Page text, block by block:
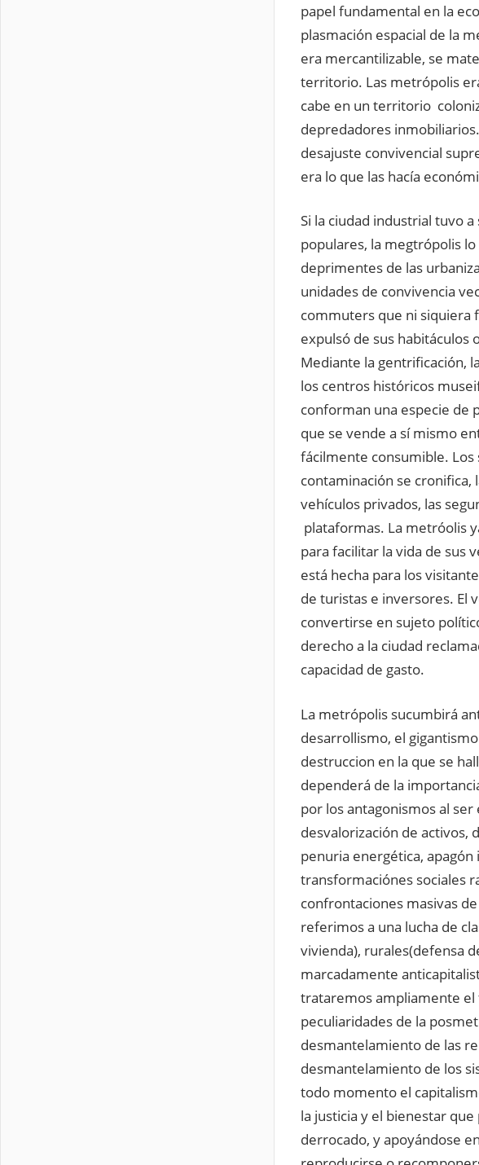
papel fundamental en la
plasmación espacial de la
era mercantilizable, se
territorio. Las metrópolis
cabe en un territorio
depredadores
desajuste convivencial
era lo que las hacía
Si la ciudad industrial tuvo
populares, la megtrópolis
deprimentes de las
unidades de convivencia
commuters que ni siquiera
expulsó de sus habitáculos
Mediante la gentrificación,
los centros históricos
conforman una especie de
que se vende a sí mismo
fácilmente consumible.
contaminación se
vehículos privados, las
plataformas. La metróolis
para facilitar la vida de sus
está hecha para los
de turistas e inversores. El
convertirse en sujeto
derecho a la ciudad
capacidad de gasto.
La metrópolis sucumbirá
desarrollismo, el
destruccion en la que se
dependerá de la
por los antagonismos al ser
desvalorización de activos,
penuria energética,
transformaciónes sociales
confrontaciones masivas
referimos a una lucha de
vivienda), rurales(defensa
marcadamente
trataremos ampliamente el
peculiaridades de la
desmantelamiento de las
desmantelamiento de los
todo momento el
la justicia y el bienestar
derrocado, y apoyándose